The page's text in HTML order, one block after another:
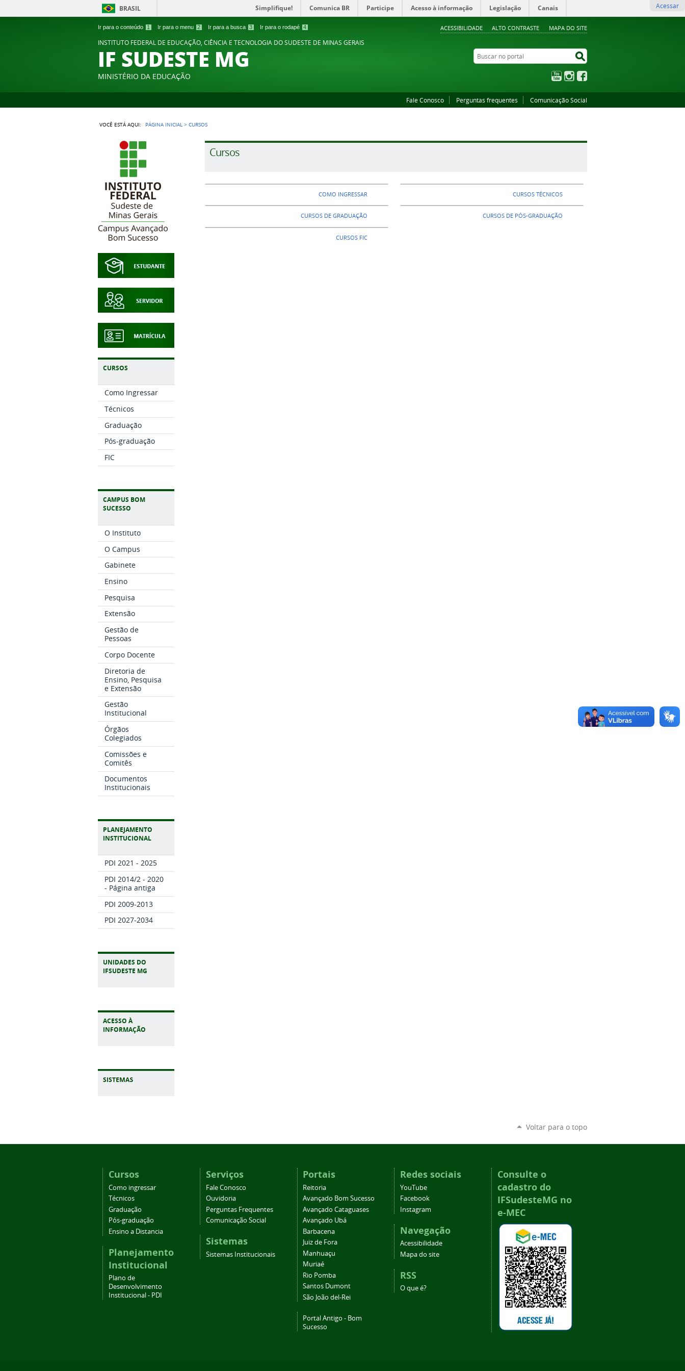
Ir para o conteúdo 1 Ir para o menu 2 Ir para a busca 3 Ir para o rodapé 4 ACESSIBILIDADE ALTO CONTRASTE MAPA DO SITE
BRASIL Simplifique! Comunica BR Participe Acesso à informação Legislação Canais Acessar
INSTITUTO FEDERAL DE EDUCAÇÃO, CIÊNCIA E TECNOLOGIA DO SUDESTE DE MINAS GERAIS
IF SUDESTE MG
MINISTÉRIO DA EDUCAÇÃO
Buscar no portal
YouTubeInstagram
Fale Conosco Perguntas frequentes Comunicação Social
VOCÊ ESTÁ AQUI: PÁGINA INICIAL >CURSOS
CURSOS
Como Ingressar
Técnicos
Graduação
Pós-graduação
FIC
CAMPUS BOM
SUCESSO
O Instituto
O Campus
Gabinete
Ensino
Pesquisa
Extensão
Gestão de
Pessoas
Corpo Docente
Diretoria de
Ensino, Pesquisa
e Extensão
Gestão
Institucional
Órgãos
Colegiados
Comissões e
Comitês
Documentos
Institucionais
PLANEJAMENTO
INSTITUCIONAL
PDI 2021 - 2025
PDI 2014/2 - 2020
- Página antiga
PDI 2009-2013
PDI 2027-2034
UNIDADES DO
IFSUDESTE MG
ACESSO À
INFORMAÇÃO
Cursos
COMO INGRESSAR
CURSOS DE GRADUAÇÃO
CURSOS FIC
CURSOS TÉCNICOS
CURSOS DE PÓS-GRADUAÇÃO
Voltar para o topo
Cursos
Como ingressar
Técnicos
Graduação
Pós-graduação
Ensino a Distancia
Planejamento
Institucional
Plano de
Desenvolvimento
Institucional - PDI
Serviços
Fale Conosco
Ouvidoria
Perguntas Frequentes
Comunicação Social
Sistemas
Sistemas Institucionais
Portais
Reitoria
Avançado Bom Sucesso
Avançado Cataguases
Avançado Ubá
Barbacena
Juiz de Fora
Manhuaçu
Muriaé
Rio Pomba
Santos Dumont
São João del-Rei
Portal Antigo - Bom
Sucesso
Redes sociais
YouTube
Facebook
Instagram
Navegação
Acessibilidade
Mapa do site
RSS
O que é?
Consulte o
cadastro do
IFSudesteMG no
e-MEC